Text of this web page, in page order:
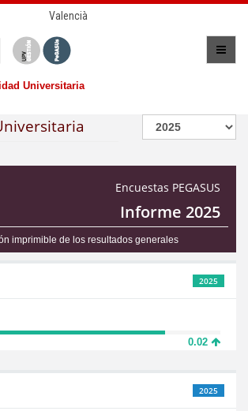
Valencià
Universitaria
Encuestas PEGASUS
Informe 2025
imprimible de los resultados generales
2025
0.02
2025